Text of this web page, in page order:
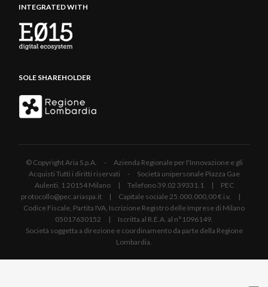
INTEGRATED WITH
SOLE SHAREHOLDER
© Copyright Aria S.p.A. - Azienda Regionale per l'Innovazione e gli
Acquisti Tutti i diritti riservati - Società unipersonale Piazza Gae
Aulenti, 1 20154 Milano | Telefono 39.02 39331.1 | PEC
protocollo@pec.ariaspa.it | Capitale sociale 25.000.000,00 € i.v. |
Codice Fiscale, Partita IVA, Iscrizione Registro delle Imprese di Milano
05017630152 | Iscritta al R.E.A. al n°1096149.
Società soggetta a direzione e coordinamento da parte della Regione
Lombardia.